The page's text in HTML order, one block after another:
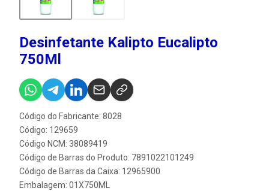
Desinfetante Kalipto Eucalipto
750Ml
Código do Fabricante: 8028
Código: 129659
Código NCM: 38089419
Código de Barras do Produto: 7891022101249
Código de Barras da Caixa: 12965900
Embalagem: 01X750ML